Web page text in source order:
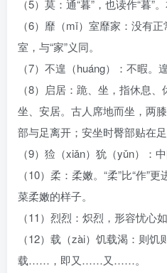
（5）莫：通“暮”，也读作“暮”
（6）靡（mǐ）室靡家：没有正
室，与“家”义同。
（7）不遑（huáng）：不暇。
（8）启居：跪、坐，指休息
坐、安居。古人席地而坐，两
部与足离开；安坐时臀部贴在足
（9）猃（xiǎn）狁（yǔn）：
（10）柔：柔嫩。“柔”比“作”
菜柔嫩的样子。
（11）烈烈：炽烈，形容忧心如
（12）载（zài）饥载渴：则
载……，即又……又……。